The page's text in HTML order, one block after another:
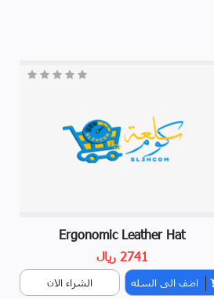
Ergonomic Leather Hat
2741 ريال
اضف الى السله الشراء الان